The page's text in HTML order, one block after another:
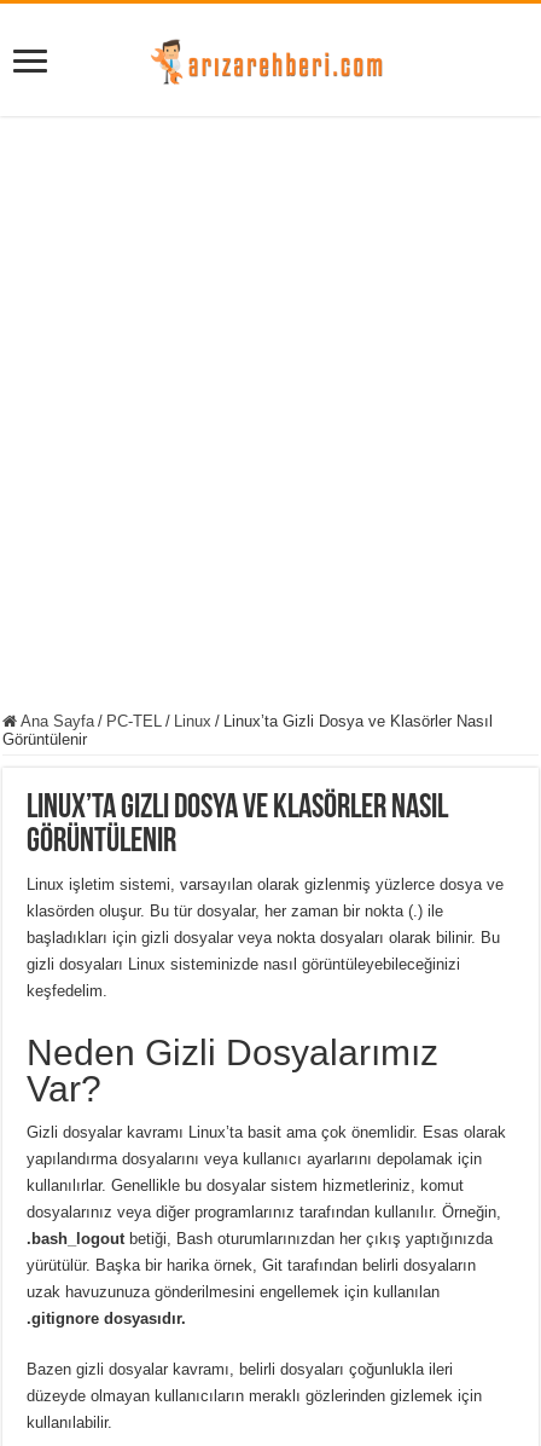
Ana Sayfa / PC-TEL / Linux / Linux’ta Gizli Dosya ve Klasörler Nasıl
Görüntülenir
Linux’ta Gizli Dosya ve Klasörler Nasıl
Görüntülenir
Linux işletim sistemi, varsayılan olarak gizlenmiş yüzlerce dosya ve
klasörden oluşur. Bu tür dosyalar, her zaman bir nokta (.) ile
başladıkları için gizli dosyalar veya nokta dosyaları olarak bilinir. Bu
gizli dosyaları Linux sisteminizde nasıl görüntüleyebileceğinizi
keşfedelim.
Neden Gizli Dosyalarımız
Var?
Gizli dosyalar kavramı Linux’ta basit ama çok önemlidir. Esas olarak
yapılandırma dosyalarını veya kullanıcı ayarlarını depolamak için
kullanılırlar.Genellikle bu dosyalar sistem hizmetleriniz, komut
dosyalarınız veya diğer programlarınız tarafından kullanılır.Örneğin,
.bash_logout betiği, Bash oturumlarınızdan her çıkış yaptığınızda
yürütülür. Başka bir harika örnek,Git tarafından belirli dosyaların
uzak havuzunuza gönderilmesini engellemek için kullanılan
.gitignore dosyasıdır.
Bazen gizli dosyalar kavramı, belirli dosyaları çoğunlukla ileri
düzeyde olmayan kullanıcıların meraklı gözlerinden gizlemek için
kullanılabilir.